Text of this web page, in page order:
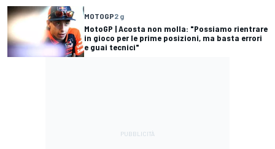
MOTOGP2 g
MotoGP | Acosta non molla: "Possiamo rientrare
in gioco per le prime posizioni, ma basta errori
e guai tecnici"